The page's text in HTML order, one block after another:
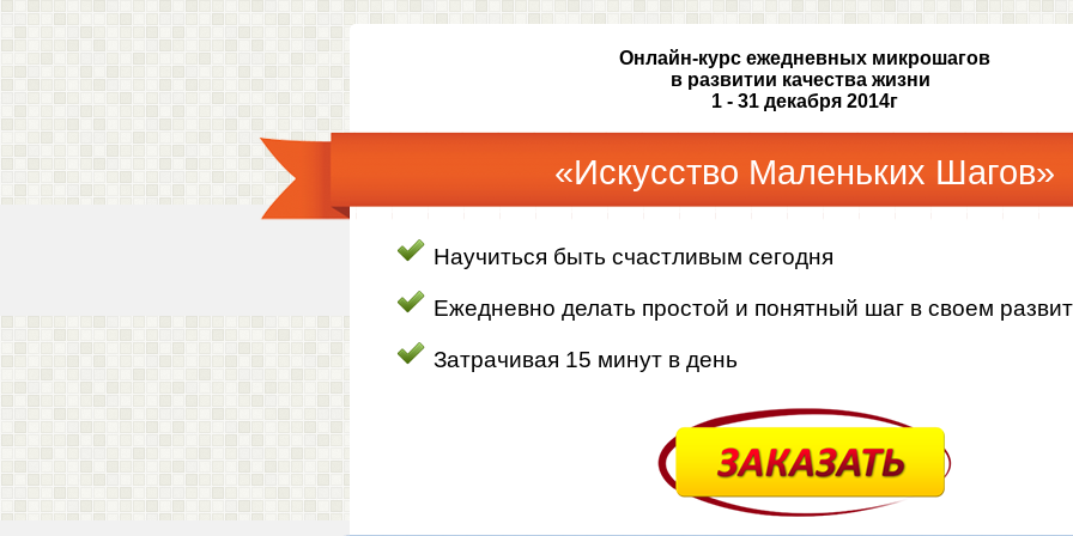
Онлайн-курс ежедневных микрошагов
в развитии качества жизни
1 - 31 декабря 2014г
«Искусство Маленьких Шагов»
Научиться быть счастливым сегодня
Ежедневно делать простой и понятный шаг в своем
Затрачивая 15 минут в день